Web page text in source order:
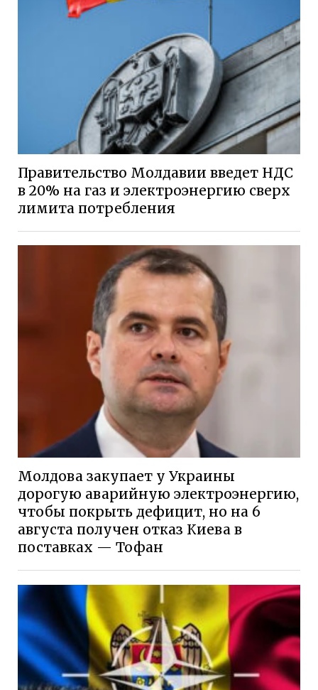
Правительство Молдавии введет НДС
в 20% на газ и электроэнергию сверх
лимита потребления
Молдова закупает у Украины
дорогую аварийную электроэнергию,
чтобы покрыть дефицит, но на 6
августа получен отказ Киева в
поставках — Тофан